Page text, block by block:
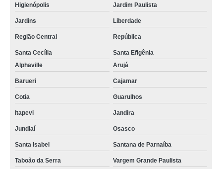
Higienópolis Jardim Paulista
Jardins Liberdade
Região Central República
Santa Cecília
Santa Efigênia
Alphaville
Arujá
Barueri Cajamar
Cotia Guarulhos
Itapevi Jandira
Jundiaí Osasco
Santa Isabel Santana de Parnaíba
Taboão da Serra
Vargem Grande Paulista